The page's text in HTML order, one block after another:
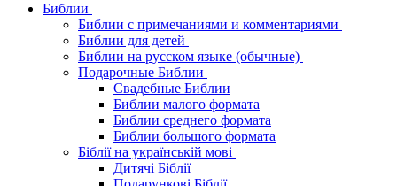
Библии
Библии с примечаниями и комментариями
Библии для детей
Библии на русском языке (обычные)
Подарочные Библии
Свадебные Библии
Библии малого формата
Библии среднего формата
Библии большого формата
Біблії на українській мові
Дитячі Біблії